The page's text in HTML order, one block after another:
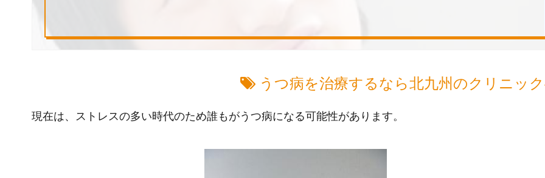
うつ病を治療するなら北九州のクリニッ
現在は、ストレスの多い時代のため誰もがうつ病になる可能性があります。